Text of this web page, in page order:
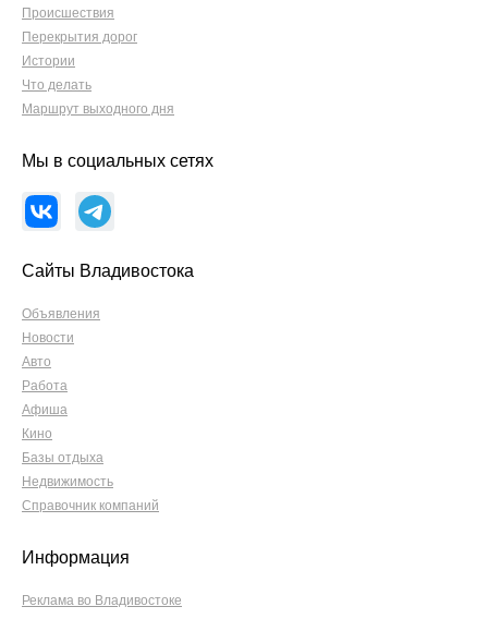
Происшествия
Перекрытия дорог
Истории
Что делать
Маршрут выходного дня
Мы в социальных сетях
Сайты Владивостока
Объявления
Новости
Авто
Работа
Афиша
Кино
Базы отдыха
Недвижимость
Справочник компаний
Информация
Реклама во Владивостоке